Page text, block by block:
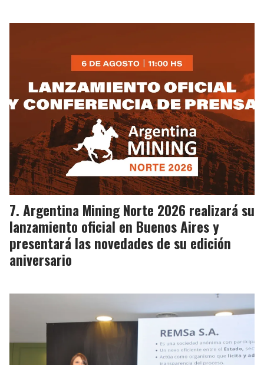
Argentina Mining Norte 2026 realizará su
lanzamiento oficial en Buenos Aires y
presentará las novedades de su edición
aniversario